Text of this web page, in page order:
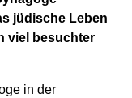
jüdische Leben
viel besuchter
in der